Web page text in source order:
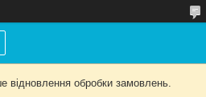
обробки замовлень.